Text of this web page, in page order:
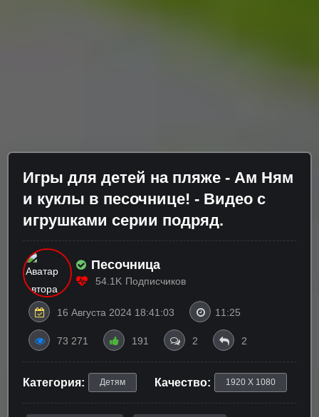
Игры для детей на пляже - Ам Ням
и куклы в песочнице! - Видео с
игрушками серии подряд.
Песочница
54.1K Подписчиков
16 Августа 2024 18:41:03 11:25
73 271 191 2 2
Категория: Детям Качество: 1920 X 1080